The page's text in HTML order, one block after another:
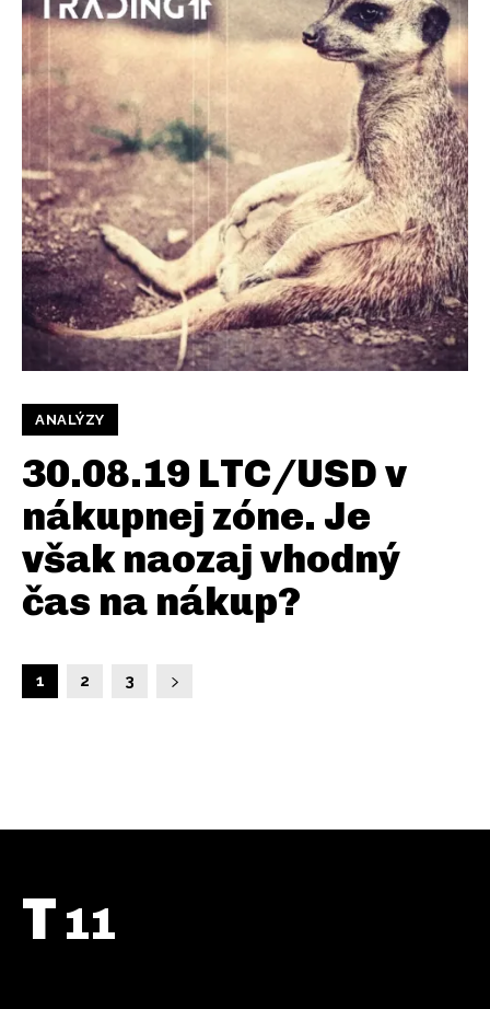
ANALÝZY
30.08.19 LTC/USD v
nákupnej zóne. Je
však naozaj vhodný
čas na nákup?
1 2 3
T 11